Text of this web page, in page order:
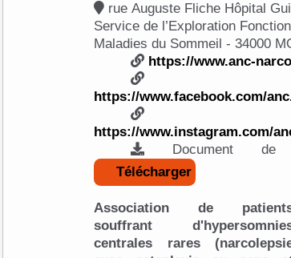
rue Auguste Fliche Hôpital
Service de l’Exploration
https://www.anc-
https://www.facebook.com/
https://www.instagram.com/
Télécharger
Association de
souffrant
centrales rares